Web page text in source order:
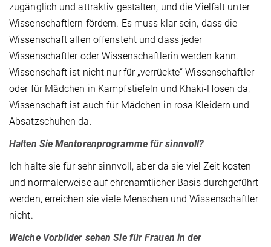
zugänglich und attraktiv gestalten, und die Vielfalt unter
Wissenschaftlern fördern. Es muss klar sein, dass die
Wissenschaft allen offensteht und dass jeder
Wissenschaftler oder Wissenschaftlerin werden kann.
Wissenschaft ist nicht nur für „verrückte“ Wissenschaftler
oder für Mädchen in Kampfstiefeln und Khaki-Hosen da,
Wissenschaft ist auch für Mädchen in rosa Kleidern und
Absatzschuhen da.
Halten Sie Mentorenprogramme für sinnvoll?
Ich halte sie für sehr sinnvoll, aber da sie viel Zeit kosten
und normalerweise auf ehrenamtlicher Basis durchgeführt
werden, erreichen sie viele Menschen und Wissenschaftler
nicht.
Welche Vorbilder sehen Sie für Frauen in der